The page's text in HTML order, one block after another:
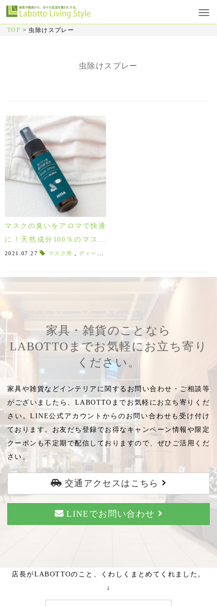
TOP > 虫除けスプレー
虫除けスプレー
マスクの臭いをアロマで快適
に！天然成分100％のマスク
用スプレー♪
2021.07.27 マスク用 ディート無添加
家具・雑貨のことなら
LABOTTOまでお気軽にお立ち寄り
ください。
家具や雑貨などインテリアに関するお問い合わせ・ご相談等
がございましたら、LABOTTOまでお気軽にお立ち寄りくだ
さい。LINE公式アカウントからのお問い合わせも受け付け
ております。お友だち登録でお得なキャンペーン情報や限定
クーポンも不定期で配信しておりますので、ぜひご活用くだ
さい。
交通アクセスはこちら
LINEでお問い合わせ
店長がLABOTTOのこと、くわしくまとめてくれました。
↓